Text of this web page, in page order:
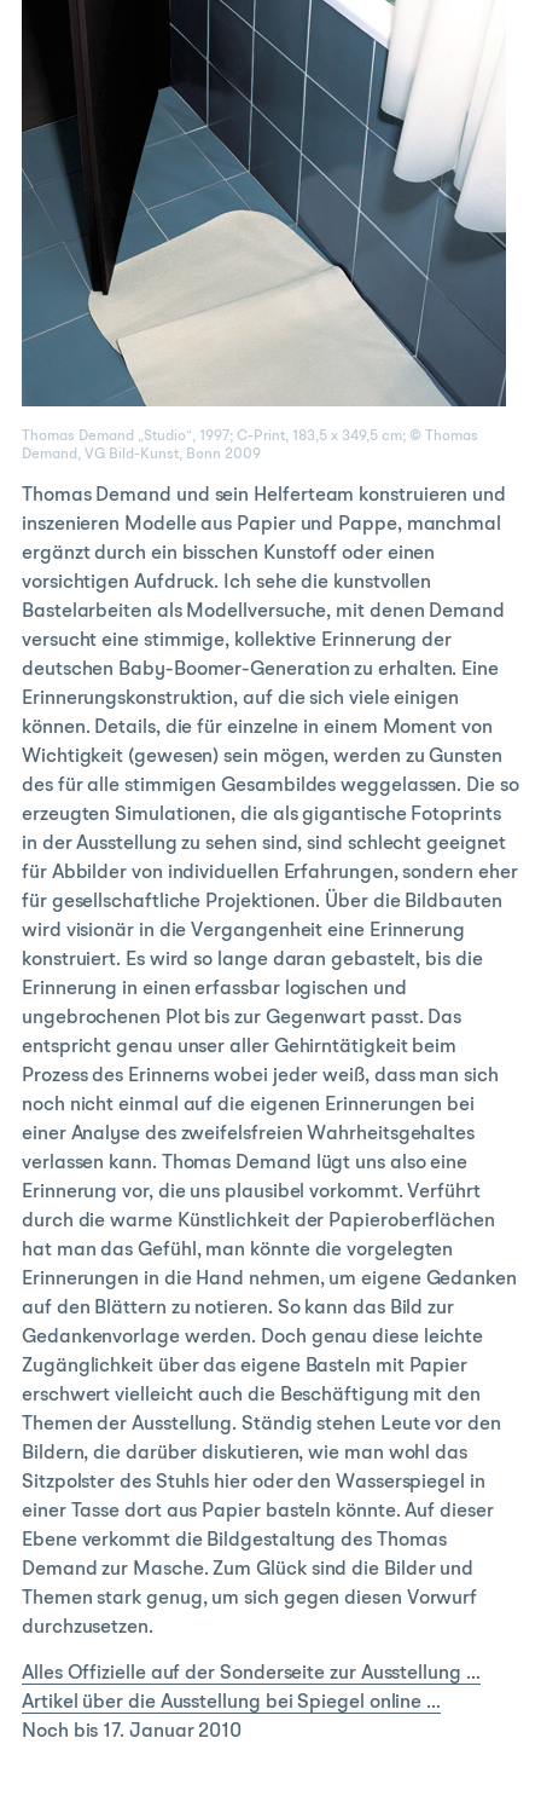
Thomas Demand „Studio“, 1997; C-Print, 183,5 x 349,5 cm; © Thomas
Demand, VG Bild-Kunst, Bonn 2009
Thomas Demand und sein Helferteam konstruieren und
inszenieren Modelle aus Papier und Pappe, manchmal
ergänzt durch ein bisschen Kunstoff oder einen
vorsichtigen Aufdruck. Ich sehe die kunstvollen
Bastelarbeiten als Modellversuche, mit denen Demand
versucht eine stimmige, kollektive Erinnerung der
deutschen Baby-Boomer-Generation zu erhalten. Eine
Erinnerungskonstruktion, auf die sich viele einigen
können. Details, die für einzelne in einem Moment von
Wichtigkeit (gewesen) sein mögen, werden zu Gunsten
des für alle stimmigen Gesambildes weggelassen. Die so
erzeugten Simulationen, die als gigantische Fotoprints
in der Ausstellung zu sehen sind, sind schlecht geeignet
für Abbilder von individuellen Erfahrungen, sondern eher
für gesellschaftliche Projektionen. Über die Bildbauten
wird visionär in die Vergangenheit eine Erinnerung
konstruiert. Es wird so lange daran gebastelt, bis die
Erinnerung in einen erfassbar logischen und
ungebrochenen Plot bis zur Gegenwart passt. Das
entspricht genau unser aller Gehirntätigkeit beim
Prozess des Erinnerns wobei jeder weiß, dass man sich
noch nicht einmal auf die eigenen Erinnerungen bei
einer Analyse des zweifelsfreien Wahrheitsgehaltes
verlassen kann. Thomas Demand lügt uns also eine
Erinnerung vor, die uns plausibel vorkommt. Verführt
durch die warme Künstlichkeit der Papieroberflächen
hat man das Gefühl, man könnte die vorgelegten
Erinnerungen in die Hand nehmen, um eigene Gedanken
auf den Blättern zu notieren. So kann das Bild zur
Gedankenvorlage werden. Doch genau diese leichte
Zugänglichkeit über das eigene Basteln mit Papier
erschwert vielleicht auch die Beschäftigung mit den
Themen der Ausstellung. Ständig stehen Leute vor den
Bildern, die darüber diskutieren, wie man wohl das
Sitzpolster des Stuhls hier oder den Wasserspiegel in
einer Tasse dort aus Papier basteln könnte. Auf dieser
Ebene verkommt die Bildgestaltung des Thomas
Demand zur Masche. Zum Glück sind die Bilder und
Themen stark genug, um sich gegen diesen Vorwurf
durchzusetzen.
Alles Offizielle auf der Sonderseite zur Ausstellung …
Artikel über die Ausstellung bei Spiegel online …
Noch bis 17. Januar 2010